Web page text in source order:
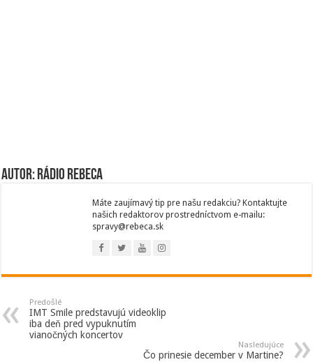
Autor: Rádio Rebeca
Máte zaujímavý tip pre našu redakciu? Kontaktujte
našich redaktorov prostredníctvom e-mailu:
spravy@rebeca.sk
Predošlé
IMT Smile predstavujú videoklip
iba deň pred vypuknutím
vianočných koncertov
Nasledujúce
Čo prinesie december v Martine?